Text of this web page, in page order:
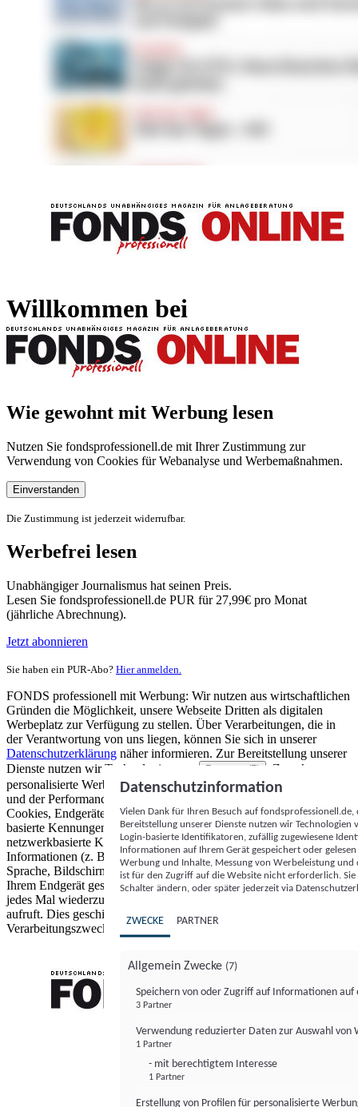
Willkommen bei
Wie gewohnt mit Werbung lesen
Nutzen Sie fondsprofessionell.de mit Ihrer Zustimmung zur
Verwendung von Cookies für Webanalyse und Werbemaßnahmen.
Einverstanden
Die Zustimmung ist jederzeit widerrufbar.
Werbefrei lesen
Unabhängiger Journalismus hat seinen Preis.
Lesen Sie fondsprofessionell.de PUR für 27,99€ pro Monat
(jährliche Abrechnung).
Jetzt abonnieren
Sie haben ein PUR-Abo? Hier anmelden.
FONDS professionell mit Werbung: Wir nutzen aus wirtschaftlichen
Gründen die Möglichkeit, unsere Webseite Dritten als digitalen
Werbeplatz zur Verfügung zu stellen. Über Verarbeitungen, die in
der Verantwortung von uns liegen, können Sie sich in unserer
Datenschutzerklärung näher informieren. Zur Bereitstellung unserer
Dienste nutzen wir Technologien von
Partnern (5)
. Zwecke:
personalisierte Werbung und Inhalte, Messung von Werbeleistung
und der Performance von Inhalten sowie Zielgruppenforschung.
Cookies, Endgeräte- oder ähnliche Online-Kennungen (z. B. login-
basierte Kennungen, zufällig generierte Kennungen,
netzwerkbasierte Kennungen) können zusammen mit anderen
Informationen (z. B. Browsertyp und Browserinformationen,
Sprache, Bildschirmgröße, unterstützte Technologien usw.) auf
Ihrem Endgerät gespeichert oder von dort ausgelesen werden, um es
jedes Mal wiederzuerkennen, wenn es eine App oder einer Webseite
aufruft. Dies geschieht für einen oder mehrere der hier aufgeführten
Verarbeitungszwecke.
Datenschutzinformation
Vielen Dank für Ihren Besuch auf
Bereitstellung unserer Dienste nutzen wir Technologien
Login-basierte Identifikatoren, zufällig zugewiesene
Informationen auf Ihrem Gerät gespeichert oder
Werbung und Inhalte, Messung von Werbeleistung
ist für den Zugriff auf die Website nicht erforderlich.
Schalter ändern, oder später jederzeit via
ZWECKE PARTNER
Allgemein Zwecke (7)
Speichern von oder Zugriff auf Informationen auf
3 Partner
Verwendung reduzierter Daten zur Auswahl von
1 Partner
- mit berechtigtem Interesse
1 Partner
Erstellung von Profilen für personalisierte
FONDS professionell